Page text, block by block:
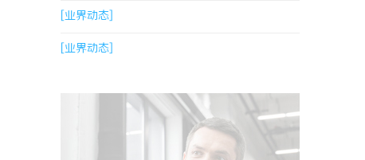
[业界动态]
[业界动态]